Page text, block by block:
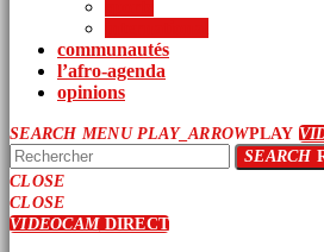
communautés
l’afro-agenda
opinions
SEARCH MENU PLAY_ARROWPLAY
SEARCH
CLOSE
CLOSE
VIDEOCAMDIRECT